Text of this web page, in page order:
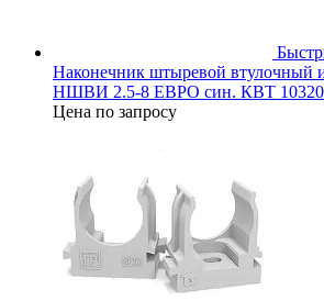
Наконечник штыревой втулочный
НШВИ 2.5-8 ЕВРО син. КВТ
Цена по запросу